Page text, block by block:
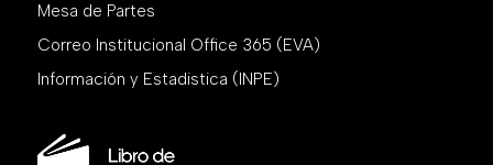
Mesa de Partes
Correo Institucional Office 365 (EVA)
Información y Estadistica (INPE)